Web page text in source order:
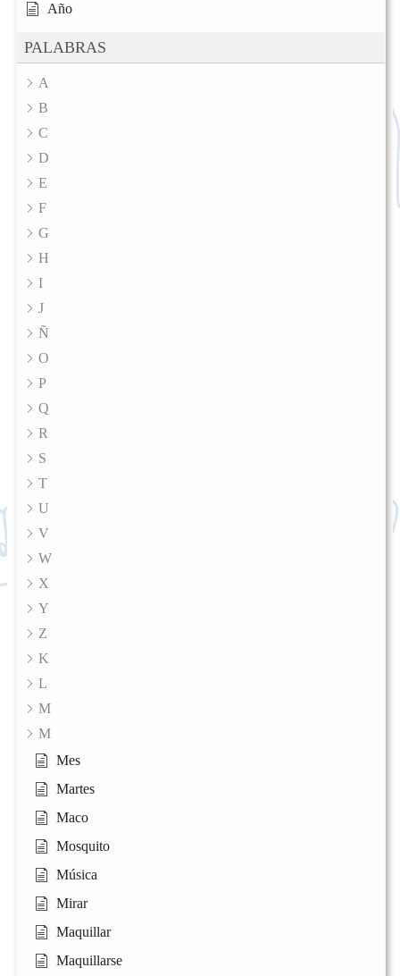
Año
PALABRAS
A
B
C
D
E
F
G
H
I
J
Ñ
O
P
Q
R
S
T
U
V
W
X
Y
Z
K
L
M
M
Mes
Martes
Maco
Mosquito
Música
Mirar
Maquillar
Maquillarse